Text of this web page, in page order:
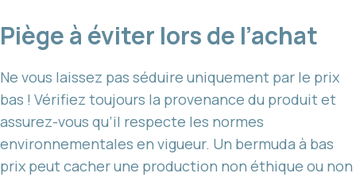
Piège à éviter lors de l’achat
Ne vous laissez pas séduire uniquement par le prix
bas ! Vérifiez toujours la provenance du produit et
assurez-vous qu’il respecte les normes
environnementales en vigueur. Un bermuda à bas
prix peut cacher une production non éthique ou non